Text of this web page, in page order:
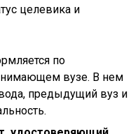
целевика и
по
вузе. В нем
предыдущий вуз и